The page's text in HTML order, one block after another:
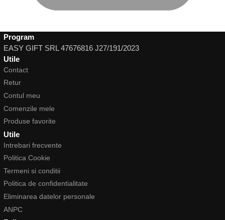
Program
EASY GIFT SRL 47676816 J27/191/2023
Utile
Contact
Retur
Contul meu
Comenzile mele
Produse favorite
Utile
Intrebari frecvente
Politica Cookie
Termeni si conditii
Politica de confidentialitate
Eliminarea datelor personale
ANPC